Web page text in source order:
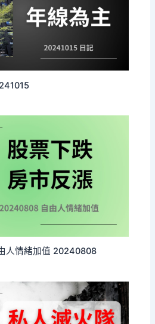
人情緒加值 20240808